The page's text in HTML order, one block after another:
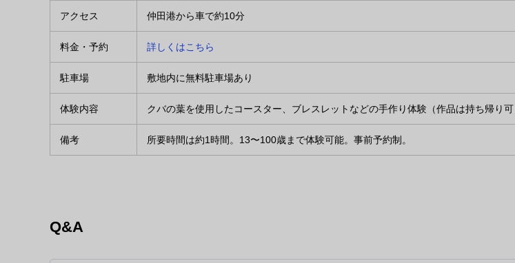
アクセス 仲田港から車で約10分
料金・予約 詳しくはこちら
駐車場 敷地内に無料駐車場あり
体験内容 クバの葉を使用したコースター、ブレスレットなどの手作り体験（作品は持ち帰り可
備考 所要時間は約1時間。13〜100歳まで体験可能。事前予約制。
Q&A